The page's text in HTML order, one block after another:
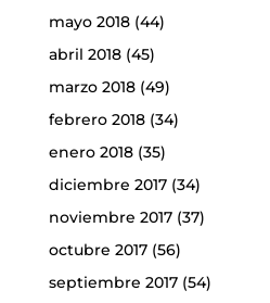
mayo 2018(44)
abril 2018(45)
marzo 2018(49)
febrero 2018(34)
enero 2018(35)
diciembre 2017(34)
noviembre 2017(37)
octubre 2017(56)
septiembre 2017(54)